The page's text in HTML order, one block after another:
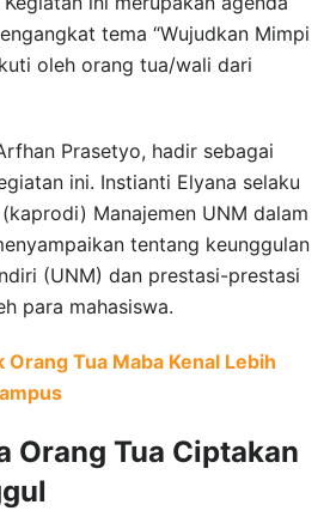
tema “Wujudkan Mimpi
oleh orang tua/wali dari
Prasetyo, hadir sebagai
ini. Instianti Elyana selaku
Manajemen UNM dalam
tentang keunggulan
(UNM) dan prestasi-prestasi
para mahasiswa.
Orang Tua Maba Kenal Lebih
Orang Tua Ciptakan